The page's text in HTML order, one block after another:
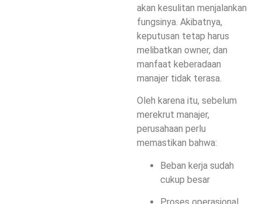
akan kesulitan menjalankan
fungsinya. Akibatnya,
keputusan tetap harus
melibatkan owner, dan
manfaat keberadaan
manajer tidak terasa.
Oleh karena itu, sebelum
merekrut manajer,
perusahaan perlu
memastikan bahwa:
Beban kerja sudah
cukup besar